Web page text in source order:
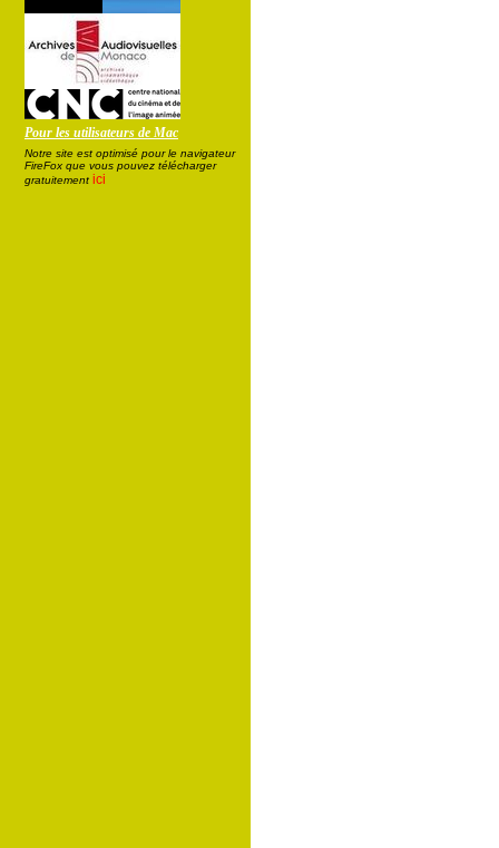
Pour les utilisateurs de Mac
Notre site est optimisé pour le navigateur
FireFox que vous pouvez télécharger
gratuitement ici